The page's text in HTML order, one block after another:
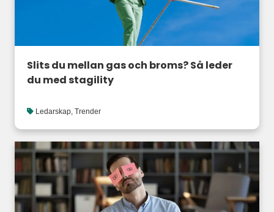
Slits du mellan gas och broms? Så leder
du med stagility
Ledarskap Trender